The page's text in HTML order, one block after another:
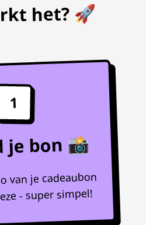
het? 🚀
1
je bon 📸
van je cadeaubon
- super simpel!